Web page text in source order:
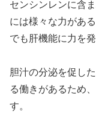
センシンレンに含
には様々な力があ
でも肝機能に力を
胆汁の分泌を促し
る働きがあるため
す。